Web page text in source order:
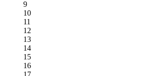
9
10
11
12
13
14
15
16
17